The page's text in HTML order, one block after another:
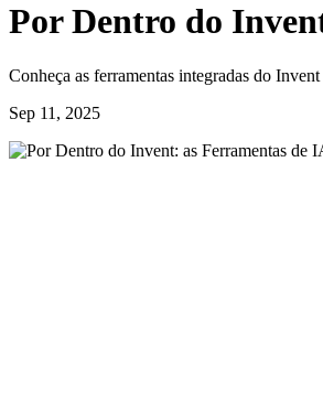
Por Dentro do
Conheça as ferramentas integradas do
Sep 11, 2025